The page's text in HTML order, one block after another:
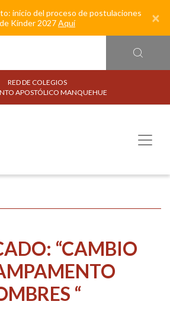
inicio del proceso de postulaciones
Kínder 2027Aquí ×
RED DE COLEGIOS
APOSTÓLICO MANQUEHUE
“CAMBIO
“